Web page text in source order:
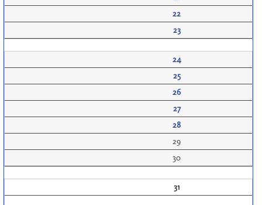
22
23
24
25
26
27
28
29
30
31